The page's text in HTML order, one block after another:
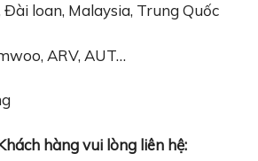
Đài loan, Malaysia, Trung Quốc
ARV, AUT…
hàng vui lòng liên hệ: